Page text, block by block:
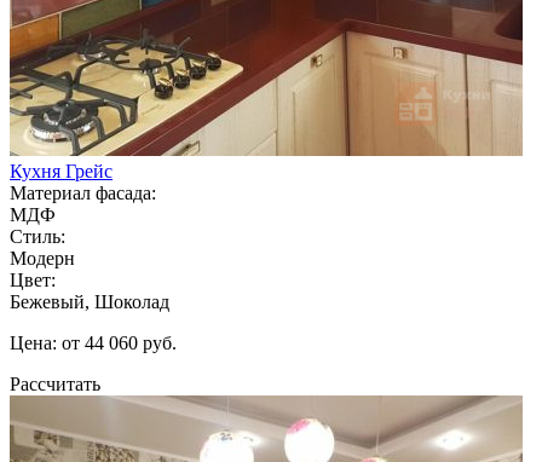
Кухня Грейс
Материал фасада:
МДФ
Стиль:
Модерн
Цвет:
Бежевый, Шоколад
Цена: от 44 060 руб.
Рассчитать